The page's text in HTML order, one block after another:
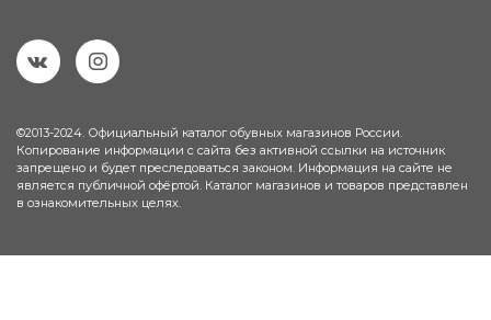
©2013-2024. Официальный каталог обувных магазинов России.
Копирование информации с сайта без активной ссылки на источник
запрещено и будет преследоваться законом. Информация на сайте не
является публичной офёртой. Каталог магазинов и товаров представлен
в ознакомительных целях.